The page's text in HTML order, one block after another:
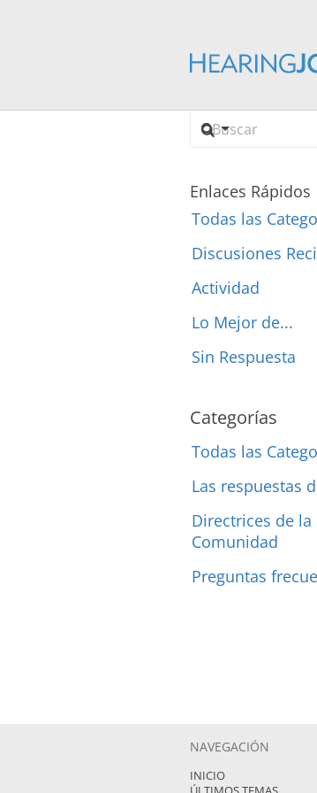
Enlaces Rápidos
Todas las
Discusiones
Actividad
Lo Mejor de...
Sin Respuesta
Categorías
Todas las
Las respuestas
Directrices de la
Comunidad
Preguntas
NAVEGACIÓN
INICIO